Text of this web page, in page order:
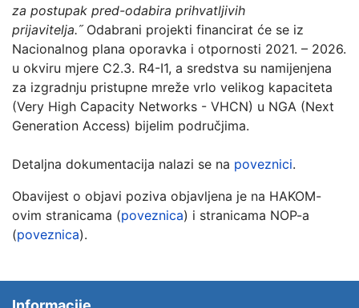
za postupak pred-odabira prihvatljivih
prijavitelja.˝Odabrani projekti financirat će se iz
Nacionalnog plana oporavka i otpornosti 2021. – 2026.
u okviru mjere C2.3. R4-I1, a sredstva su namijenjena
za izgradnju pristupne mreže vrlo velikog kapaciteta
(Very High Capacity Networks - VHCN) u NGA (Next
Generation Access) bijelim područjima.
Detaljna dokumentacija nalazi se na poveznici.
Obavijest o objavi poziva objavljena je na HAKOM-
ovim stranicama (poveznica) i stranicama NOP-a
(poveznica).